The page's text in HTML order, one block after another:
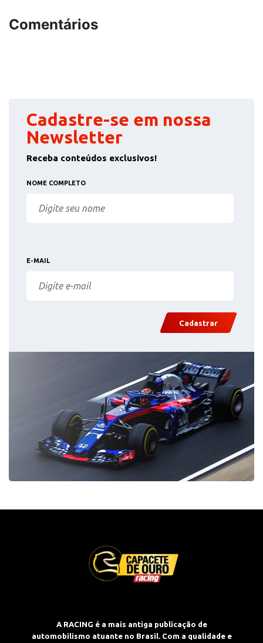
Comentários
Cadastre-se em nossa
Newsletter
Receba conteúdos exclusivos!
NOME COMPLETO
E-MAIL
Cadastrar
A RACING é a mais antiga publicação de
automobilismo atuante no Brasil. Com a qualidade e